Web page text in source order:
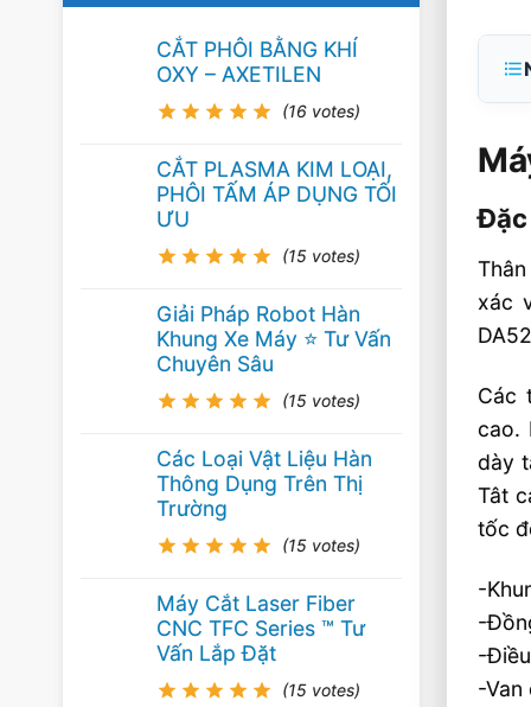
CẮT PHÔI BẰNG KHÍ
OXY – AXETILEN
(16 votes)
CẮT PLASMA KIM LOẠI,
PHÔI TẤM ÁP DỤNG TỐI
ƯU
(15 votes)
Giải Pháp Robot Hàn
Khung Xe Máy ⭐️ Tư Vấn
Chuyên Sâu
(15 votes)
Các Loại Vật Liệu Hàn
Thông Dụng Trên Thị
Trường
(15 votes)
Máy Cắt Laser Fiber
CNC TFC Series ™ Tư
Vấn Lắp Đặt
(15 votes)
Đặc
xác
Các
cao.
dày
Tât
tốc
-
-
-
-Van